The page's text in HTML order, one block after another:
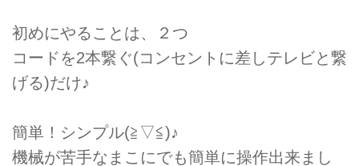
初めにやることは、２つ
コードを2本繋ぐ(コンセントに差しテレビと繋
げる)だけ♪
簡単！シンプル(≧▽≦)♪
機械が苦手なまこにでも簡単に操作出来まし